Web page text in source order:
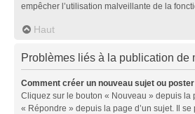
empêcher l’utilisation malveillante de la
Haut
Problèmes liés à la publication de
Comment créer un nouveau sujet ou
Cliquez sur le bouton « Nouveau » depuis la
« Répondre » depuis la page d’un sujet. Il